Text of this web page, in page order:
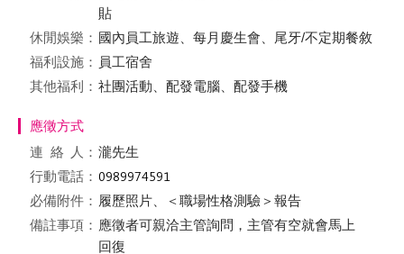
貼
休閒娛樂： 國內員工旅遊、每月慶生會、尾牙/不定期餐敘
福利設施： 員工宿舍
其他福利： 社團活動、配發電腦、配發手機
應徵方式
連絡
人： 瀧先生
行動電話：
必備附件： 履歷照片、＜職場性格測驗＞報告
備註事項： 應徵者可親洽主管詢問，主管有空就會馬上
回復